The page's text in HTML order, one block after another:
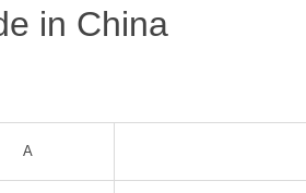
in China
A